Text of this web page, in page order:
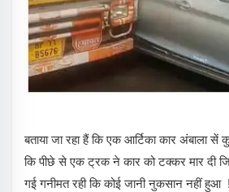
बताया जा रहा हैं कि एक आर्टिका कार अंबाला सें
कि पीछे से एक ट्रक ने कार को टक्कर मार दी
गई गनीमत रही कि कोई जानी नुकसान नहीं हुआ